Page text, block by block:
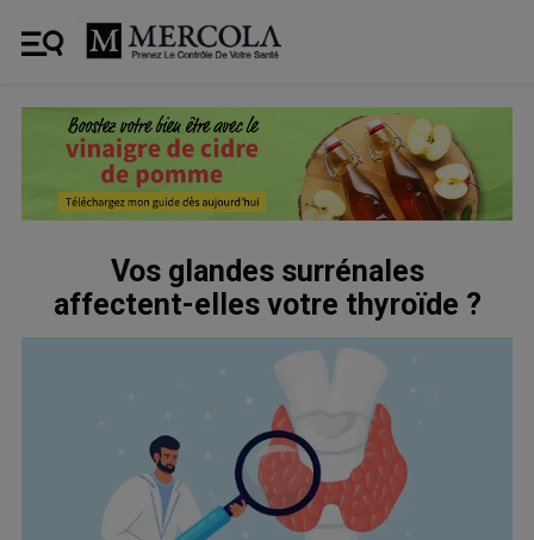
Vos glandes surrénales
affectent-elles votre thyroïde ?